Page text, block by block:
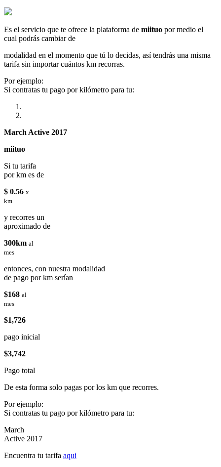
Es el servicio que te ofrece la plataforma de miituo por medio el
cual podrás cambiar de
modalidad en el momento que tú lo decidas, así tendrás una misma
tarifa sin importar cuántos km recorras.
Por ejemplo:
Si contratas tu pago por kilómetro para tu:
March Active 2017
miituo
Si tu tarifa
por km es de
$ 0.56 x
km
y recorres un
aproximado de
300km al
mes
entonces, con nuestra modalidad
de pago por km serían
$168 al
mes
$1,726
pago inicial
$3,742
Pago total
De esta forma solo pagas por los km que recorres.
Por ejemplo:
Si contratas tu pago por kilómetro para tu:
March
Active 2017
Encuentra tu tarifa aqui